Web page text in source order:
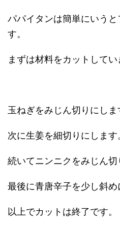
パパイタンは簡単にいう
す。
まずは材料をカットしてい
玉ねぎをみじん切りにしま
次に生姜を細切りにします
続いてニンニクをみじん切
最後に青唐辛子を少し斜め
以上でカットは終了です。